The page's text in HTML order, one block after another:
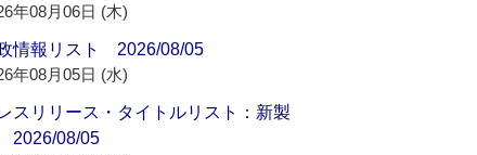
年08月06日 (木)
情報リスト 2026/08/05
年08月05日 (水)
スリリース・タイトルリスト：新製
08/05